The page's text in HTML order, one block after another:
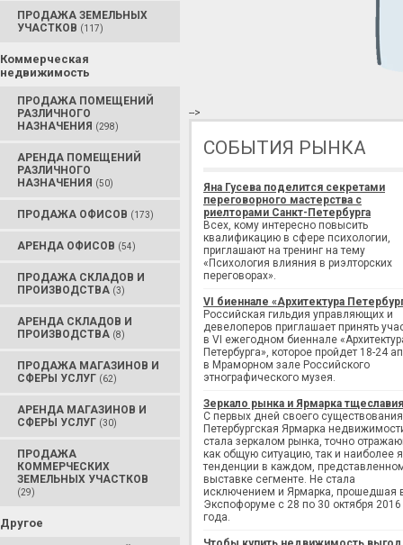
ПРОДАЖА ЗЕМЕЛЬНЫХ
УЧАСТКОВ (117)
Коммерческая
недвижимость
ПРОДАЖА ПОМЕЩЕНИЙ
РАЗЛИЧНОГО
НАЗНАЧЕНИЯ (298)
АРЕНДА ПОМЕЩЕНИЙ
РАЗЛИЧНОГО
НАЗНАЧЕНИЯ (50)
ПРОДАЖА ОФИСОВ (173)
АРЕНДА ОФИСОВ (54)
ПРОДАЖА СКЛАДОВ И
ПРОИЗВОДСТВА (3)
АРЕНДА СКЛАДОВ И
ПРОИЗВОДСТВА (8)
ПРОДАЖА МАГАЗИНОВ И
СФЕРЫ УСЛУГ (62)
АРЕНДА МАГАЗИНОВ И
СФЕРЫ УСЛУГ (30)
ПРОДАЖА
КОММЕРЧЕСКИХ
ЗЕМЕЛЬНЫХ УЧАСТКОВ
(29)
Другое
-->
СОБЫТИЯ РЫНКА
Яна Гусева поделится секретами
переговорного мастерства с
риелторами Санкт-Петербурга
Всех, кому интересно повысить
квалификацию в сфере психологии,
приглашают на тренинг на тему
«Психология влияния в риэлторских
переговорах».
VI биеннале «Архитектура
Российская гильдия управляющих и
девелоперов приглашает принять
в VI ежегодном биеннале
Петербурга», которое пройдет 18-24
в Мраморном зале Российского
этнографического музея.
Зеркало рынка и Ярмарка тщеславия
С первых дней своего существования
Петербургская Ярмарка
стала зеркалом рынка, точно
как общую ситуацию, так и наиболее
тенденции в каждом,
выставке сегменте. Не стала
исключением и Ярмарка, прошедшая
Экспофоруме с 28 по 30 октября 2016
года.